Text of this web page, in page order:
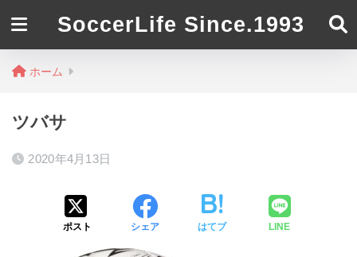
SoccerLife Since.1993
ホーム
ツバサ
2020年4月13日
ポスト シェア はてブ LINE